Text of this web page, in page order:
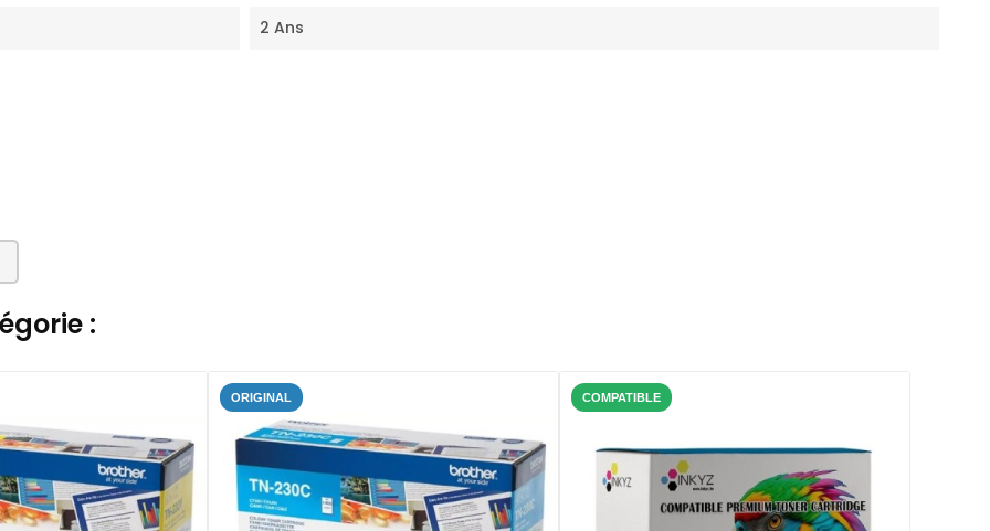
2 Ans
:
ORIGINAL COMPATIBLE